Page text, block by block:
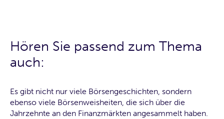
Hören Sie passend zum Thema
auch:
Es gibt nicht nur viele Börsengeschichten, sondern
ebenso viele Börsenweisheiten, die sich über die
Jahrzehnte an den Finanzmärkten angesammelt haben.